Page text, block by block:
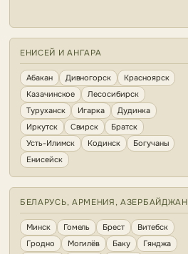
ЕНИСЕЙ И АНГАРА
Абакан Дивногорск
Красноярск
Казачинское
Лесосибирск
Туруханск
Игарка
Дудинка
Иркутск
Свирск
Братск
Усть-Илимск
Кодинск
Богучаны
Енисейск
БЕЛАРУСЬ, АРМЕНИЯ, АЗЕРБАЙДЖАН
Минск Гомель Брест
Витебск
Гродно
Могилёв Баку
Гянджа